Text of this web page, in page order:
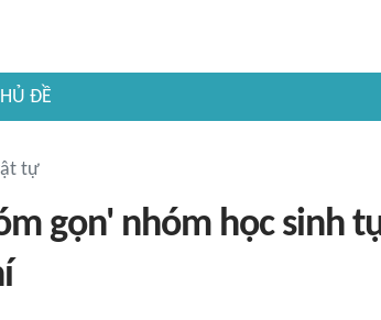
ĐỀ
tự
gọn' nhóm học sinh